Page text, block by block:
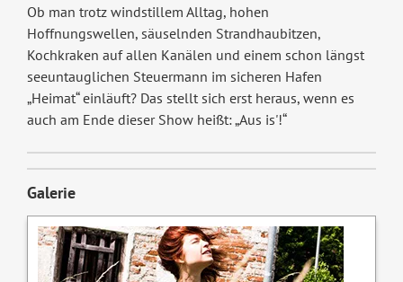
Ob man trotz windstillem Alltag, hohen
Hoffnungswellen, säuselnden Strandhaubitzen,
Kochkraken auf allen Kanälen und einem schon längst
seeuntauglichen Steuermann im sicheren Hafen
„Heimat“ einläuft? Das stellt sich erst heraus, wenn es
auch am Ende dieser Show heißt: „Aus is'!“
Galerie